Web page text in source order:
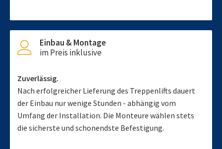
Einbau & Montage
im Preis inklusive
Zuverlässig.
Nach erfolgreicher Lieferung des Treppenlifts dauert
der Einbau nur wenige Stunden - abhängig vom
Umfang der Installation. Die Monteure wählen stets
die sicherste und schonendste Befestigung.